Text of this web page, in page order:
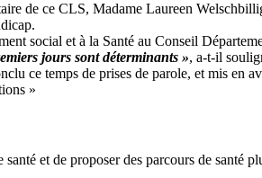
de ce CLS, Madame Laureen
social et à la Santé au Conseil
jours sont déterminants », a-t-il
ce temps de prises de parole, et mis en
»
et de proposer des parcours de santé